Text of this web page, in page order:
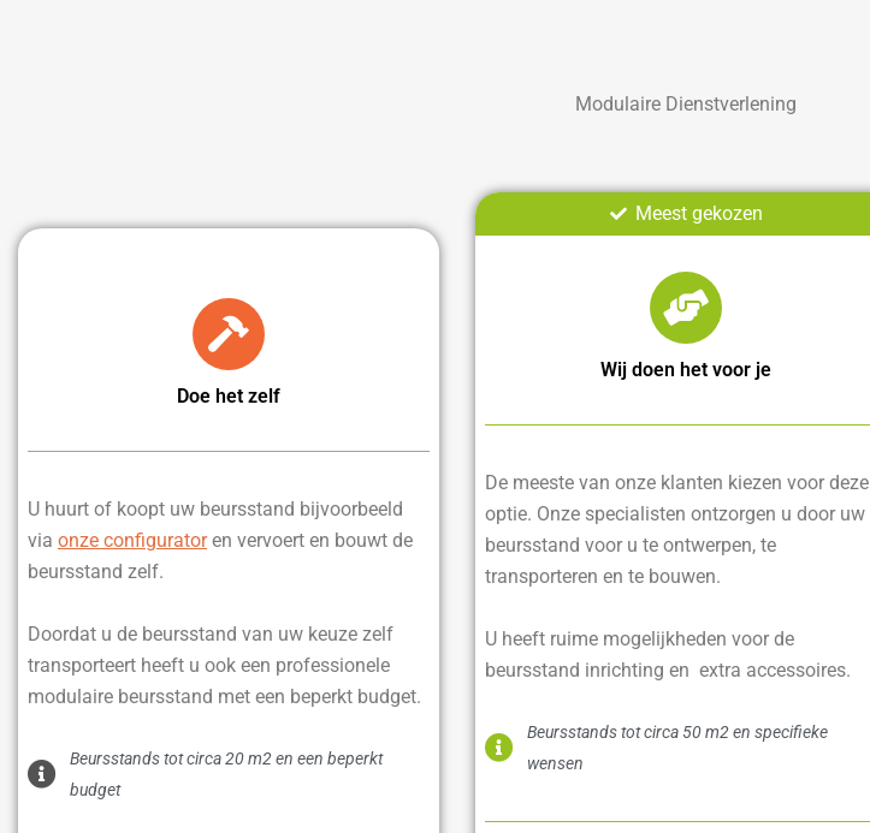
Modulaire Dienstverlening
Doe het zelf
U huurt of koopt uw beursstand bijvoorbeeld
via onze configuratoren vervoert en bouwt de
beursstand zelf.
Doordat u de beursstand van uw keuze zelf
transporteert heeft u ook een professionele
modulaire beursstand met een beperkt budget.
Beursstands tot circa 20 m2 en een beperkt
budget
Meest gekozen
Wij doen het voor je
De meeste van onze klanten kiezen voor deze
optie. Onze specialisten ontzorgen u door uw
beursstand voor u te ontwerpen, te
transporteren en te bouwen.
U heeft ruime mogelijkheden voor de
beursstand inrichting en extra accessoires.
Beursstands tot circa 50 m2 en specifieke
wensen